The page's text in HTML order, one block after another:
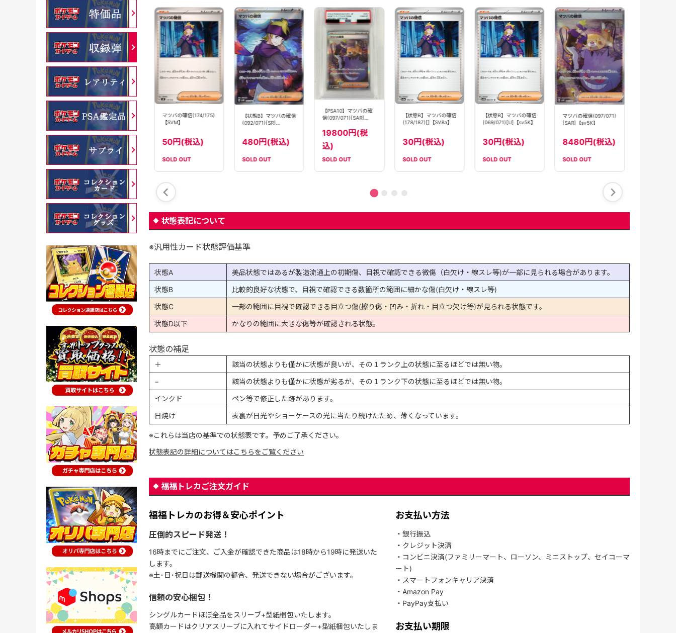
マツバの確信(069/071)
マツバの確信(147/SV-
P)[P]【PROMO】
380円(税込)
在庫数：
マツバの確信(174/175)
【SVM】
50円(税込)
SOLD OUT
【状態B】マツバの確信
(092/071)[SR]
480円(税込)
SOLD OUT
【PSA10】マツバの確
信(097/071)[SAR]
19800円(税
込)
SOLD OUT
【状態B】マツバの確信
(178/187)[]【SV8a】
30円(税込)
SOLD OUT
【状態B】マツバの確信
(069/071)[U]【sv5K】
30円(税込)
SOLD OUT
マツバの確信(097/071)
[SAR]【sv5K】
8480円(税込)
SOLD OUT
状態表記について
※汎用性カード状態評価基準
状態A
美品状態ではあるが製造流通上の初期傷、目視で確認できる微傷（白欠け・線スレ等)が一部に見られる場合があります。
状態B
比較的良好な状態で、目視で確認できる数箇所の範囲に細かな傷(白欠け・線スレ等)
状態C
一部の範囲に目視で確認できる目立つ傷(擦り傷・凹み・折れ・目立つ欠け等)が見られる状態です。
状態D以下
かなりの範囲に大きな傷等が確認される状態。
状態の補足
＋
該当の状態よりも僅かに状態が良いが、その１ランク上の状態に至るほどでは無い物。
−
該当の状態よりも僅かに状態が劣るが、その１ランク下の状態に至るほどでは無い物。
インクド
ペン等で修正した跡があります。
日焼け
表裏が日光やショーケースの光に当たり続けたため、薄くなっています。
※これらは当店の基準での状態表です。予めご了承ください。
状態表記の詳細についてはこちらをご覧ください
福福トレカご注文ガイド
福福トレカのお得＆安心ポイント
圧倒的スピード発送！
16時までにご注文、ご入金が確認できた商品は18時から19時に発送いた
します。
※土･日･祝日は郵送機関の都合、発送できない場合がございます。
信頼の安心梱包！
シングルカードほぼ全品をスリーブ+型紙梱包いたします。
高額カードはクリアスリーブに入れてサイドローダー+型紙梱包いたしま
お支払い方法
・銀行振込
・クレジット決済
・コンビニ決済(ファミリーマート、ローソン、ミニストップ、セイコーマ
ート)
・スマートフォンキャリア決済
・Amazon Pay
・PayPay支払い
お支払い期限